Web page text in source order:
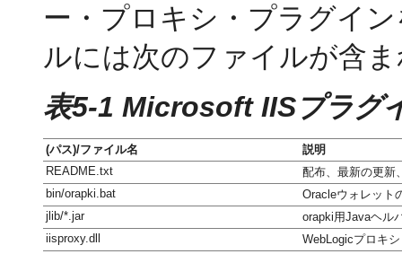
ー・プロキシ・プラグイ
ルには次のファイルが含
表5-1 Microsoft IISプラグ
(パス)/ファイル名
説明
README.txt
配布、最新の更新
bin/orapki.bat
Oracleウォレット
jlib/*.jar
orapki用Javaヘル
iisproxy.dll
WebLogicプロキ